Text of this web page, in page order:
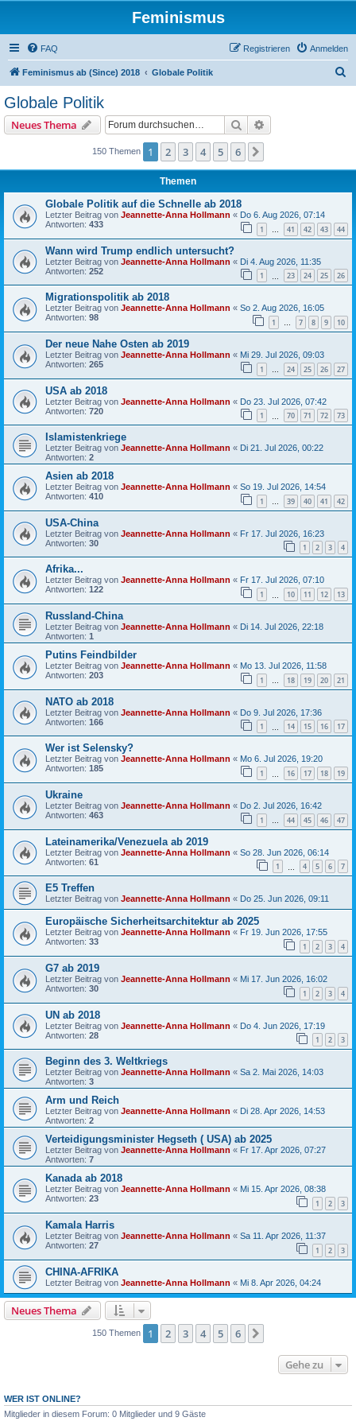
Feminismus
FAQ Anmelden
Registrieren
Feminismus ab (Since) 2018 Globale Politik
Globale Politik
Neues Thema Suche
150 Themen 1 2 3 4 5 6
Themen
Globale Politik auf die Schnelle ab 2018
Letzter Beitrag von Jeannette-Anna Hollmann « Do 6. Aug 2026, 07:14
Antworten: 433 1 … 41 42 43 44
Wann wird Trump endlich untersucht?
Letzter Beitrag von Jeannette-Anna Hollmann « Di 4. Aug 2026, 11:35
Antworten: 252 1 23 24 25 26
Migrationspolitik ab 2018
Letzter Beitrag von Jeannette-Anna Hollmann « So 2. Aug 2026, 16:05
Antworten: 98 1 … 7 8 9 10
Der neue Nahe Osten ab 2019
Letzter Beitrag von Jeannette-Anna Hollmann « Mi 29. Jul 2026, 09:03
Antworten: 265 1 … 24 25 26 27
USA ab 2018
Letzter Beitrag von Jeannette-Anna Hollmann « Do 23. Jul 2026, 07:42
Antworten: 720 1 70 71 72 73
Islamistenkriege
Letzter Beitrag von Jeannette-Anna Hollmann « Di 21. Jul 2026, 00:22
Antworten: 2
Asien ab 2018
Letzter Beitrag von Jeannette-Anna Hollmann « So 19. Jul 2026, 14:54
Antworten: 410 1 … 39 40 41 42
USA-China
Letzter Beitrag von Jeannette-Anna Hollmann « Fr 17. Jul 2026, 16:23
Antworten: 30 1 2 3 4
Afrika...
Letzter Beitrag von Jeannette-Anna Hollmann « Fr 17. Jul 2026, 07:10
Antworten: 122 1 10 11 12 13
Russland-China
Letzter Beitrag von Jeannette-Anna Hollmann « Di 14. Jul 2026, 22:18
Antworten: 1
Putins Feindbilder
Letzter Beitrag von Jeannette-Anna Hollmann « Mo 13. Jul 2026, 11:58
Antworten: 203 1 … 18 19 20 21
NATO ab 2018
Letzter Beitrag von Jeannette-Anna Hollmann « Do 9. Jul 2026, 17:36
Antworten: 166 1 14 15 16 17
Wer ist Selensky?
Letzter Beitrag von Jeannette-Anna Hollmann « Mo 6. Jul 2026, 19:20
Antworten: 185 1 16 17 18 19
Ukraine
Letzter Beitrag von Jeannette-Anna Hollmann « Do 2. Jul 2026, 16:42
Antworten: 463 1 … 44 45 46 47
Lateinamerika/Venezuela ab 2019
Letzter Beitrag von Jeannette-Anna Hollmann « So 28. Jun 2026, 06:14
Antworten: 61 1 4 5 6 7
E5 Treffen
Letzter Beitrag von Jeannette-Anna Hollmann « Do 25. Jun 2026, 09:11
Europäische Sicherheitsarchitektur ab 2025
Letzter Beitrag von Jeannette-Anna Hollmann « Fr 19. Jun 2026, 17:55
Antworten: 33 1 2 3 4
G7 ab 2019
Letzter Beitrag von Jeannette-Anna Hollmann « Mi 17. Jun 2026, 16:02
Antworten: 30 1 2 3 4
UN ab 2018
Letzter Beitrag von Jeannette-Anna Hollmann « Do 4. Jun 2026, 17:19
Antworten: 28 1 2 3
Beginn des 3. Weltkriegs
Letzter Beitrag von Jeannette-Anna Hollmann « Sa 2. Mai 2026, 14:03
Antworten: 3
Arm und Reich
Letzter Beitrag von Jeannette-Anna Hollmann « Di 28. Apr 2026, 14:53
Antworten: 2
Verteidigungsminister Hegseth ( USA) ab 2025
Letzter Beitrag von Jeannette-Anna Hollmann « Fr 17. Apr 2026, 07:27
Antworten: 7
Kanada ab 2018
Letzter Beitrag von Jeannette-Anna Hollmann « Mi 15. Apr 2026, 08:38
Antworten: 23 1 2 3
Kamala Harris
Letzter Beitrag von Jeannette-Anna Hollmann « Sa 11. Apr 2026, 11:37
Antworten: 27 1 2 3
CHINA-AFRIKA
Letzter Beitrag von Jeannette-Anna Hollmann « Mi 8. Apr 2026, 04:24
Neues Thema
150 Themen 1 2 3 4 5 6
Gehe zu
WER IST ONLINE?
Mitglieder in diesem Forum: 0 Mitglieder und 9 Gäste